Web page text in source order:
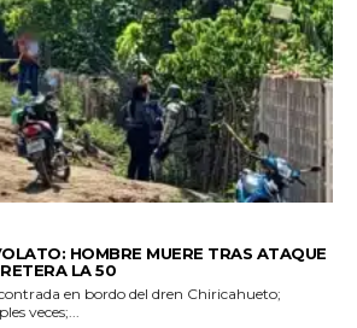
HOMBRE MUERE TRAS ATAQUE
LA 50
en bordo del dren Chiricahueto;
veces;...